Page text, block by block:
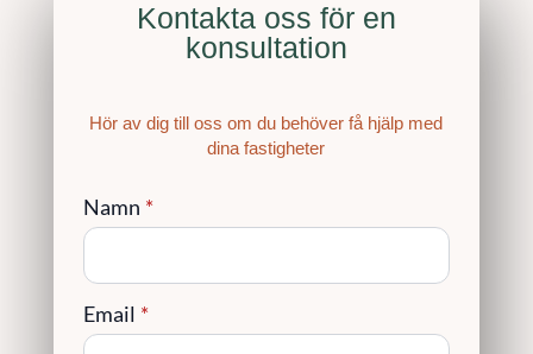
Kontakta oss för en
konsultation
Hör av dig till oss om du behöver få hjälp med
dina fastigheter
Namn *
Email *